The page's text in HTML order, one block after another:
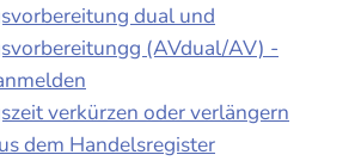
dual und
(AVdual/AV) -
verkürzen oder verlängern
dem Handelsregister